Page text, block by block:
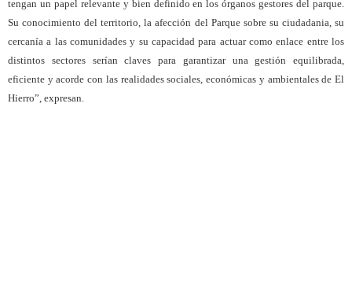
tengan un papel relevante y bien definido en los órganos gestores del parque.
Su conocimiento del territorio, la afección del Parque sobre su ciudadania, su
cercanía a las comunidades y su capacidad para actuar como enlace entre los
distintos sectores serían claves para garantizar una gestión equilibrada,
eficiente y acorde con las realidades sociales, económicas y ambientales de El
Hierro”, expresan.